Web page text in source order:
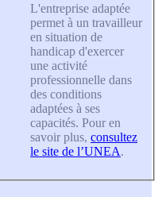
L'entreprise adaptée
permet à un travailleur
en situation de
handicap d'exercer
une activité
professionnelle dans
des conditions
adaptées à ses
capacités. Pour en
savoir plus, consultez
le site de l’UNEA.